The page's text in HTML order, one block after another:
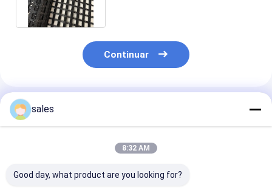
Continuar
Productos Recomendados
sales
8:32 AM
Good day, what product are you looking for?